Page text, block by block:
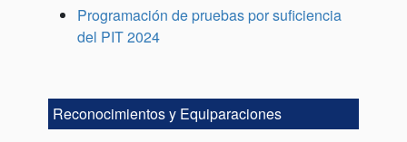
Programación de pruebas por suficiencia
del PIT 2024
Reconocimientos y Equiparaciones